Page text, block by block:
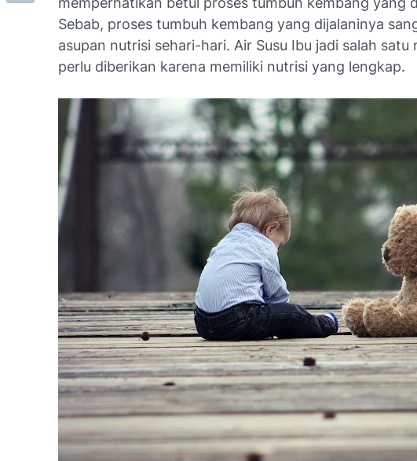
Sebab, proses tumbuh kembang yang dijalaninya
asupan nutrisi sehari-hari. Air Susu Ibu jadi salah
perlu diberikan karena memiliki nutrisi yang lengkap.